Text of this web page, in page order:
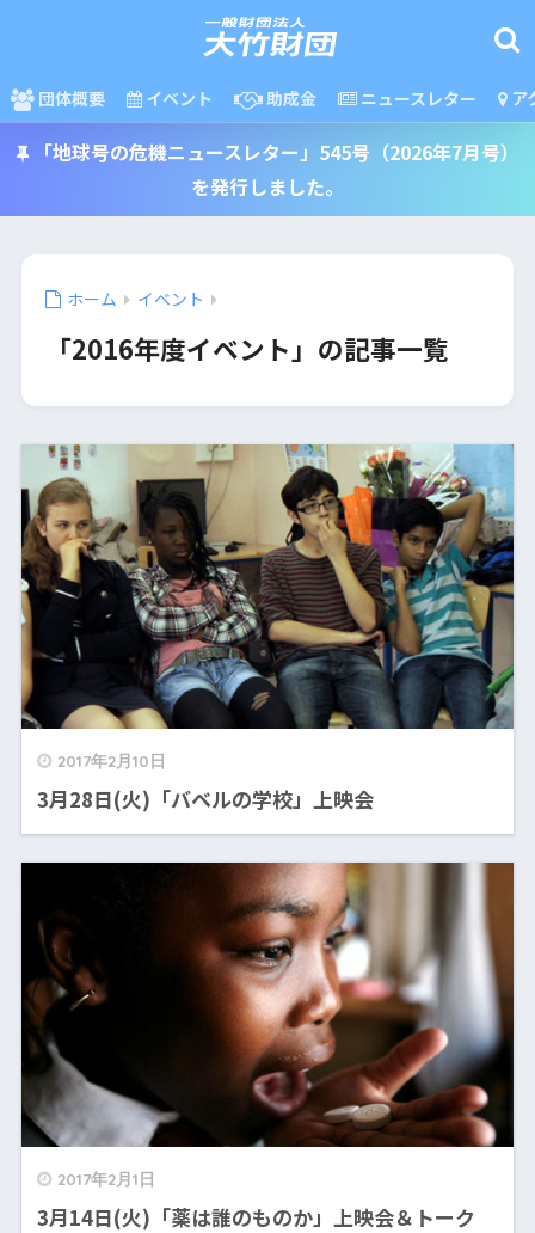
団体概要 イベント 助成金 ニュースレター ア
「地球号の危機ニュースレター」545号（2026年7月号）
を発行しました。
ホーム イベント
「2016年度イベント」の記事一覧
2017年2月10日
3月28日(火)「バベルの学校」上映会
2017年2月1日
3月14日(火)「薬は誰のものか」上映会＆トーク